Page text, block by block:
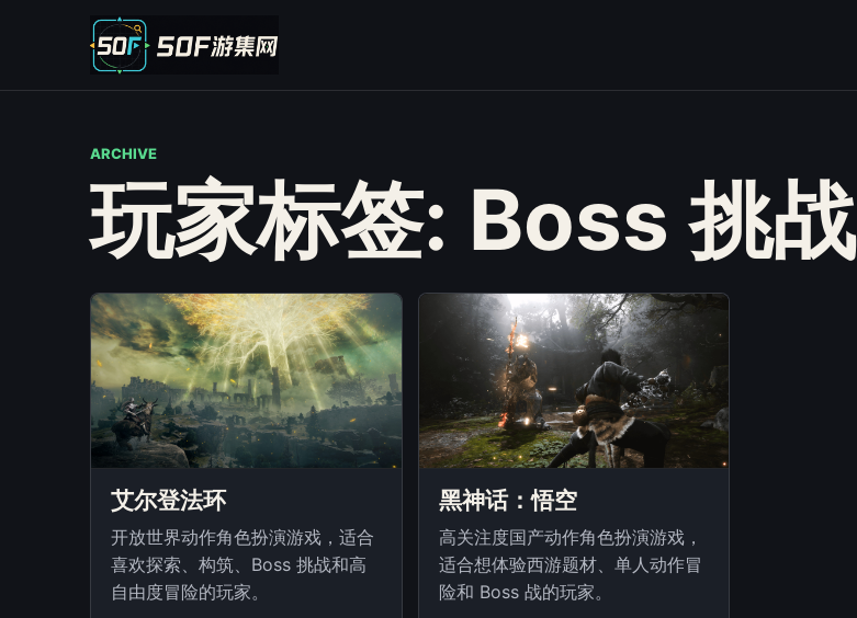
ARCHIVE
玩家标签: Boss 挑战
艾尔登法环
开放世界动作角色扮演游戏，适合
喜欢探索、构筑、Boss 挑战和高
自由度冒险的玩家。
黑神话：悟空
高关注度国产动作角色扮演游戏，
适合想体验西游题材、单人动作冒
险和 Boss 战的玩家。